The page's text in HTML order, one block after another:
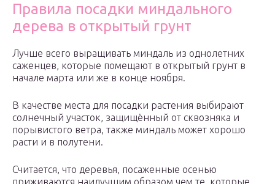
Правила посадки миндального
дерева в открытый грунт
Лучше всего выращивать миндаль из однолетних
саженцев, которые помещают в открытый грунт в
начале марта или же в конце ноября.
В качестве места для посадки растения выбирают
солнечный участок, защищённый от сквозняка и
порывистого ветра, также миндаль может хорошо
расти и в полутени.
Считается, что деревья, посаженные осенью
приживаются наилучшим образом чем те, которые